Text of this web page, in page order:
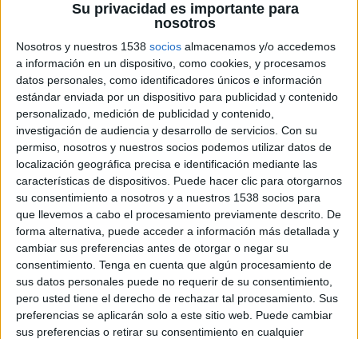
Su privacidad es importante para
nosotros
Nosotros y nuestros 1538 socios almacenamos y/o accedemos
a información en un dispositivo, como cookies, y procesamos
datos personales, como identificadores únicos e información
estándar enviada por un dispositivo para publicidad y contenido
personalizado, medición de publicidad y contenido,
investigación de audiencia y desarrollo de servicios. Con su
permiso, nosotros y nuestros socios podemos utilizar datos de
localización geográfica precisa e identificación mediante las
características de dispositivos. Puede hacer clic para otorgarnos
su consentimiento a nosotros y a nuestros 1538 socios para
que llevemos a cabo el procesamiento previamente descrito. De
forma alternativa, puede acceder a información más detallada y
cambiar sus preferencias antes de otorgar o negar su
consentimiento. Tenga en cuenta que algún procesamiento de
sus datos personales puede no requerir de su consentimiento,
pero usted tiene el derecho de rechazar tal procesamiento. Sus
preferencias se aplicarán solo a este sitio web. Puede cambiar
sus preferencias o retirar su consentimiento en cualquier
FICHA TÉCNICA
Anunciante: Babaria
Contacto cliente: Silvia Muñoz
Agencia creativa y digital: Getting Better
Director creativo: Fernando Beresaluze
Ejecutiva de cuentas: Lucía de la Vega
Redactora: Valeria Ortega